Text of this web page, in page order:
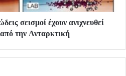
σεισμοί έχουν ανιχνευθεί
την Ανταρκτική